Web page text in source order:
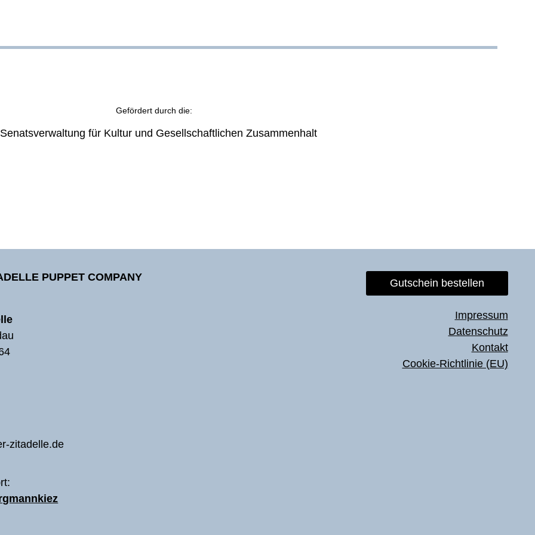
Gefördert durch die:
PUPPET COMPANY
zitadelle.de
Gutschein bestellen
Impressum
Datenschutz
Kontakt
Cookie-Richtlinie (EU)